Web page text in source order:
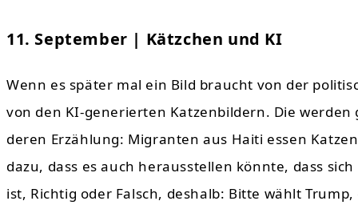
11. September | Kätzchen und KI
Wenn es später mal ein Bild braucht von der
von den KI-generierten Katzenbildern. Die
deren Erzählung: Migranten aus Haiti essen
dazu, dass es auch herausstellen könnte, dass
ist, Richtig oder Falsch, deshalb: Bitte wählt